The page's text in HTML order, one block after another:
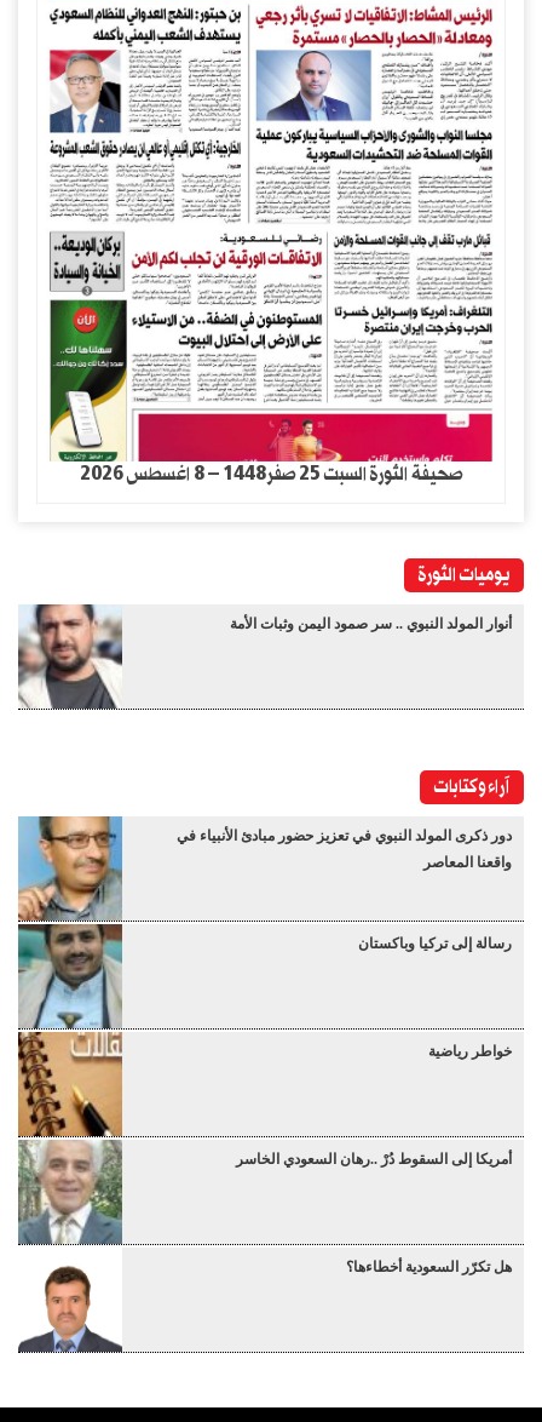
صحيفة الثورة السبت 25 صفر1448 – 8 اغسطس 2026
يوميات الثورة
أنوار المولد النبوي .. سر صمود اليمن وثبات الأمة
آراء وكتابات
دور ذكرى المولد النبوي في تعزيز حضور مبادئ الأنبياء في
واقعنا المعاصر
رسالة إلى تركيا وباكستان
خواطر رياضية
أمريكا إلى السقوط دُرْ ..رهان السعودي الخاسر
هل تكرّر السعودية أخطاءها؟